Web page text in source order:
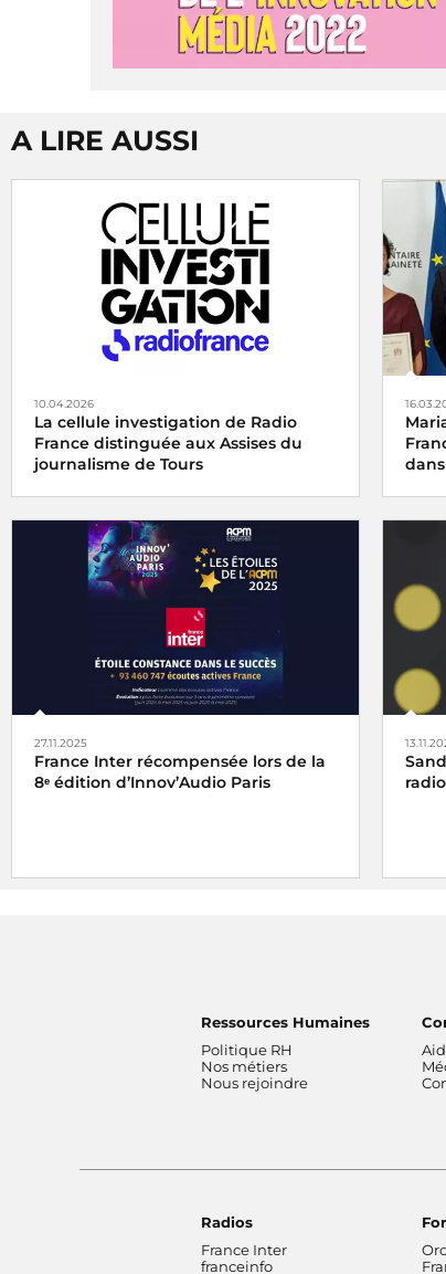
A LIRE AUSSI
10.04.2026
La cellule investigation de Radio
France distinguée aux Assises du
journalisme de Tours
La cellule investigation de Radio France
récompensée aux Assises du journalisme
pour
27.11.2025
France Inter récompensée lors de la
8ᵉ édition d’Innov’Audio Paris
Ressources Humaines
Politique RH
Nos métiers
Nous rejoindre
Radios
France Inter
franceinfo